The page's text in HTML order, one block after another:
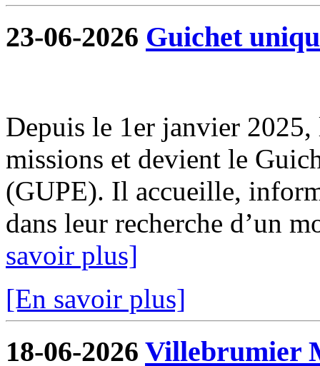
23-06-2026 Guichet
Depuis le 1er janvier 2025,
missions et devient le
(GUPE). Il accueille,
dans leur recherche d’un
savoir plus]
[En savoir plus]
18-06-2026 Villebrumier